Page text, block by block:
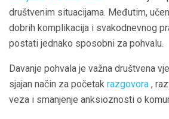
društvenim situacijama. Međutim,
dobrih komplikacija i svakodnevnog
postati jednako sposobni za pohvalu.
Davanje pohvala je važna društvena
sjajan način za početak razgovora ,
veza i smanjenje anksioznosti o